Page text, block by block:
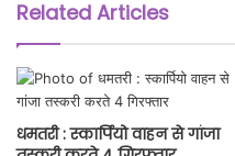
Related Articles
धमतरी : स्कार्पियो वाहन से गांजा